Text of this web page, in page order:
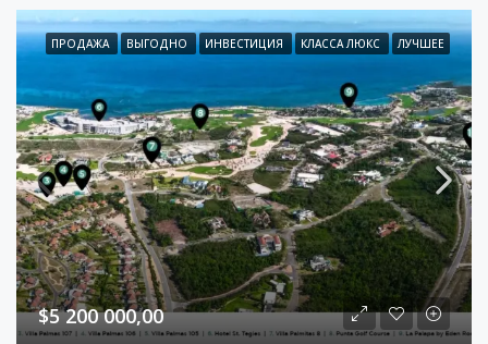
ПРОДАЖА ВЫГОДНО ИНВЕСТИЦИЯ КЛАССА ЛЮКС ЛУЧШЕЕ
$5 200 000,00